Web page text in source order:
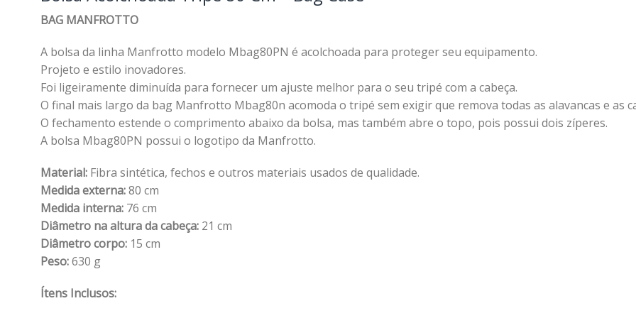
BAG MANFROTTO
A bolsa da linha Manfrotto modelo Mbag80PN é acolchoada para proteger seu equipamento.
Projeto e estilo inovadores.
Foi ligeiramente diminuída para fornecer um ajuste melhor para o seu tripé com a cabeça.
O final mais largo da bag Manfrotto Mbag80n acomoda o tripé sem exigir que remova todas as alavancas e as
O fechamento estende o comprimento abaixo da bolsa, mas também abre o topo, pois possui dois zíperes.
A bolsa Mbag80PN possui o logotipo da Manfrotto.
Material: Fibra sintética, fechos e outros materiais usados de qualidade.
Medida externa:80 cm
Medida interna: 76 cm
Diâmetro na altura da cabeça: 21 cm
Diâmetro corpo: 15 cm
Peso:630 g
Ítens Inclusos: